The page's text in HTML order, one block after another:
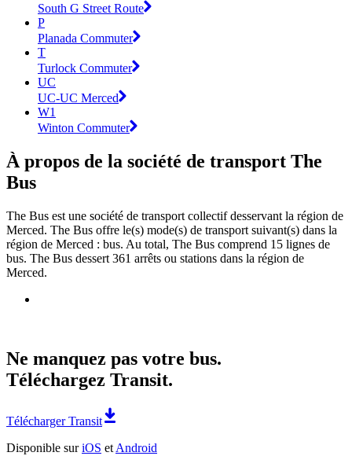
South G Street Route
P
Planada Commuter
T
Turlock Commuter
UC
UC-UC Merced
W1
Winton Commuter
À propos de la société de transport The
Bus
The Bus est une société de transport collectif desservant la région de
Merced. The Bus offre le(s) mode(s) de transport suivant(s) dans la
région de Merced : bus. Au total, The Bus comprend 15 lignes de
bus. The Bus dessert 361 arrêts ou stations dans la région de
Merced.
Ne manquez pas votre bus.
Téléchargez Transit.
Télécharger Transit
Disponible suriOS et Android